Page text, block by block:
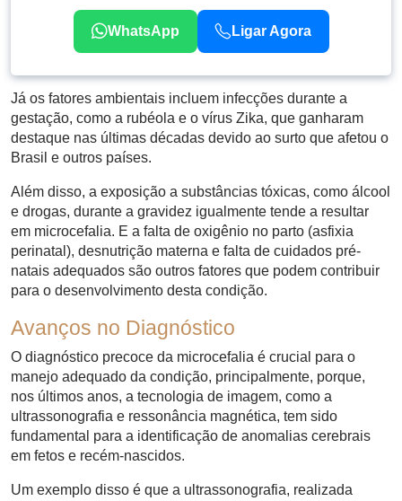
WhatsApp Ligar Agora
Já os fatores ambientais incluem infecções durante a
gestação, como a rubéola e o vírus Zika, que ganharam
destaque nas últimas décadas devido ao surto que afetou o
Brasil e outros países.
Além disso, a exposição a substâncias tóxicas, como álcool
e drogas, durante a gravidez igualmente tende a resultar
em microcefalia. E a falta de oxigênio no parto (asfixia
perinatal), desnutrição materna e falta de cuidados pré-
natais adequados são outros fatores que podem contribuir
para o desenvolvimento desta condição.
Avanços no Diagnóstico
O diagnóstico precoce da microcefalia é crucial para o
manejo adequado da condição, principalmente, porque,
nos últimos anos, a tecnologia de imagem, como a
ultrassonografia e ressonância magnética, tem sido
fundamental para a identificação de anomalias cerebrais
em fetos e recém-nascidos.
Um exemplo disso é que a ultrassonografia, realizada